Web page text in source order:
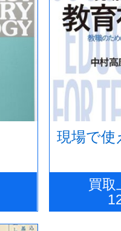
現場で使
買取